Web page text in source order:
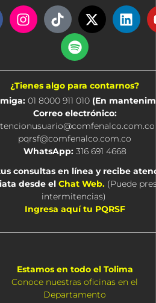
I
n
a
g
a
m
T
i
k
o
k
X
-
i
t
t
e
r
L
i
e
d
n
S
p
o
t
i
f
y
¿Tienes algo para contarnos?
01 8000 911 010 (En
Correo electrónico:
pqrsf@comfenalco.com.co
WhatsApp:316 691 4668
consultas en línea y recibe
desde el Chat Web. (Puede
intermitencias)
Ingresa aquí tu PQRSF
Estamos en todo el Tolima
Conoce nuestras oficinas en el
Departamento